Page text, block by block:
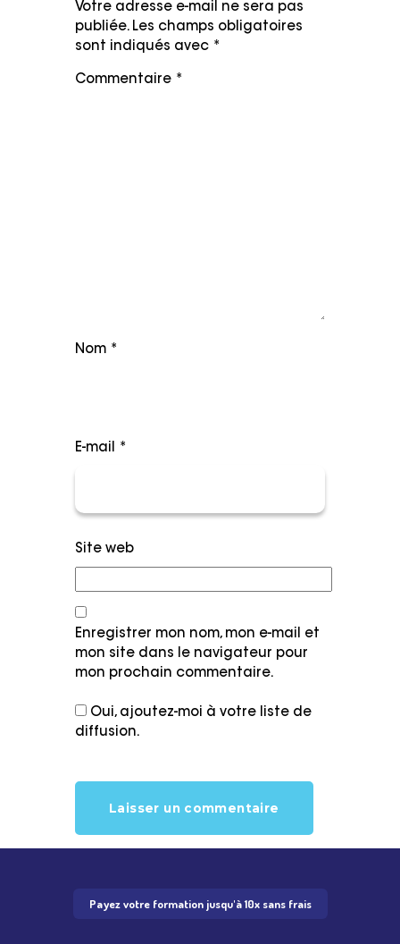
Votre adresse e-mail ne sera pas
publiée. Les champs obligatoires
sont indiqués avec *
Commentaire *
Nom *
E-mail *
Site web
Enregistrer mon nom, mon e-mail et
mon site dans le navigateur pour
mon prochain commentaire.
Oui, ajoutez-moi à votre liste de
diffusion.
Payez votre formation jusqu'à 10x sans frais